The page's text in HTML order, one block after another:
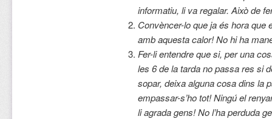
informatiu, li va regalar. Això de
Convèncer-lo que ja és hora que
amb aquesta calor! No hi ha
Fer-li entendre que si, per una
les 6 de la tarda no passa res si
sopar, deixa alguna cosa dins la
empassar-s’ho tot! Ningú el
li agrada gens! No l’ha perduda